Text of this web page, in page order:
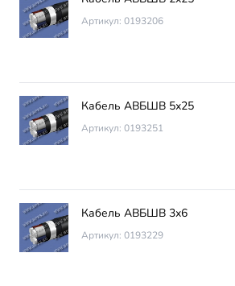
Артикул: 0193206
Кабель АВБШВ 5х25
Артикул: 0193251
Кабель АВБШВ 3х6
Артикул: 0193229